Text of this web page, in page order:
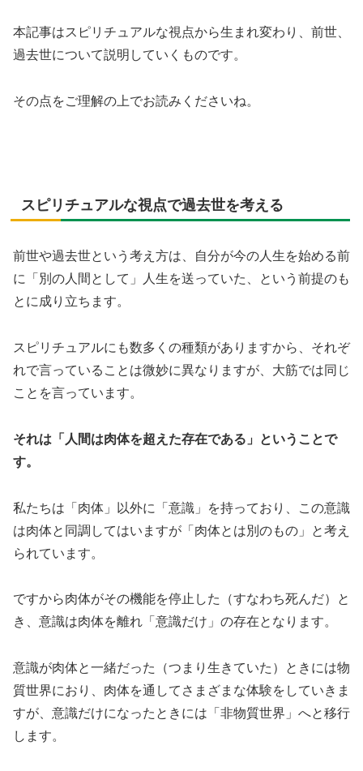
本記事はスピリチュアルな視点から生まれ変わり、前世、
過去世について説明していくものです。
その点をご理解の上でお読みくださいね。
スピリチュアルな視点で過去世を考える
前世や過去世という考え方は、自分が今の人生を始める前
に「別の人間として」人生を送っていた、という前提のも
とに成り立ちます。
スピリチュアルにも数多くの種類がありますから、それぞ
れで言っていることは微妙に異なりますが、大筋では同じ
ことを言っています。
それは「人間は肉体を超えた存在である」ということで
す。
私たちは「肉体」以外に「意識」を持っており、この意識
は肉体と同調してはいますが「肉体とは別のもの」と考え
られています。
ですから肉体がその機能を停止した（すなわち死んだ）と
き、意識は肉体を離れ「意識だけ」の存在となります。
意識が肉体と一緒だった（つまり生きていた）ときには物
質世界におり、肉体を通してさまざまな体験をしていきま
すが、意識だけになったときには「非物質世界」へと移行
します。